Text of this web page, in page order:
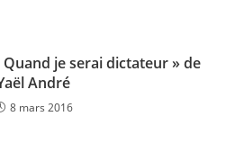
je serai dictateur » de
André
8 mars 2016